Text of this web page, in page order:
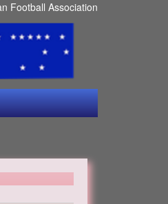
Football Association